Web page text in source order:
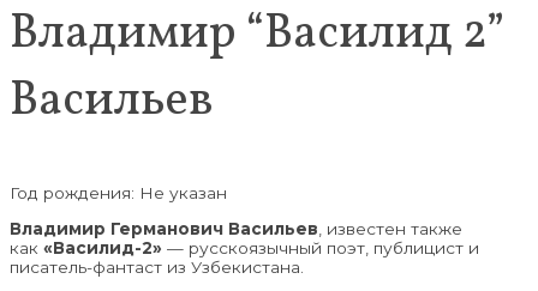
Владимир “Василид 2”
Васильев
Год рождения: Не указан
Владимир Германович Васильев , известен также
как «Василид-2» — русскоязычный поэт, публицист и
писатель-фантаст из Узбекистана.